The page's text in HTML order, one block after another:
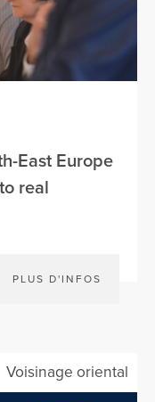
East Europe
real
PLUS D'INFOS
Voisinage oriental